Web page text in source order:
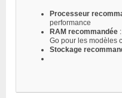
Processeur
performance
RAM recommandée
Go pour les modèles
Stockage